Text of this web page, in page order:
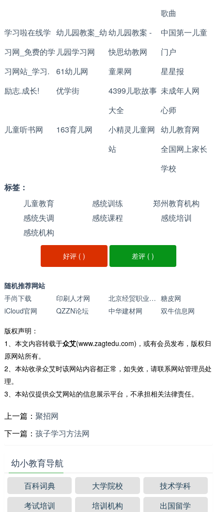
歌曲
学习啦在线学
习网_免费的学
习网站_学习.
励志.成长!
幼儿园教案_幼
儿园学习网
幼儿园教案 -
快思幼教网
中国第一儿童
门户
61幼儿网
童果网
星星报
优学街
4399儿歌故事
大全
未成年人网
心师
儿童听书网
163育儿网
小精灵儿童网
站
幼儿教育网
全国网上家长
学校
标签：
儿童教育
感统训练
郑州教育机构
感统失调
感统课程
感统培训
感统机构
好评 () 差评 ( )
随机推荐网站
手尚下载
印刷人才网 北京经贸职业学院 糖皮网
iCloud官网
QZZN论坛 中华建材网 双牛信息网
版权声明：
1、本文内容转载于众艾(www.zagtedu.com)，或有会员发布，版权归
原网站所有。
2、本站收录众艾时该网站内容都正常，如失效，请联系网站管理员处
理。
3、本站仅提供众艾网站的信息展示平台，不承担相关法律责任。
上一篇： 聚招网
下一篇： 孩子学习方法网
幼小教育导航
百科词典 大学院校
技术学科
考试培训
培训机构
出国留学